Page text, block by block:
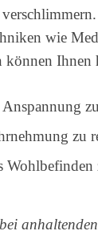
wie
können Ihnen
zu
Wohlbefinden